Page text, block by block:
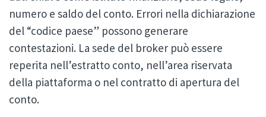
numero e saldo del conto. Errori nella dichiarazione
del “codice paese” possono generare
contestazioni. La sede del broker può essere
reperita nell’estratto conto, nell’area riservata
della piattaforma o nel contratto di apertura del
conto.